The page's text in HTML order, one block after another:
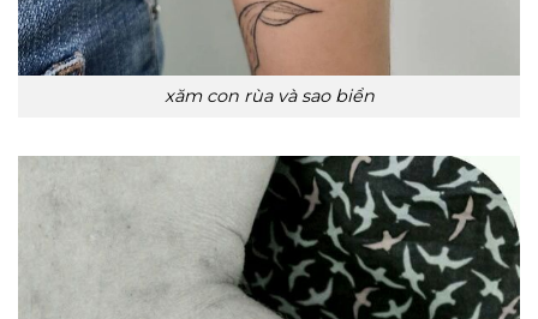
xăm con rùa và sao biển